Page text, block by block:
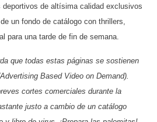
de altísima calidad exclusivos
un fondo de catálogo con thrillers,
para una tarde de fin de semana.
que todas estas páginas se sostienen
Advertising Based Video on Demand).
cortes comerciales durante la
justo a cambio de un catálogo